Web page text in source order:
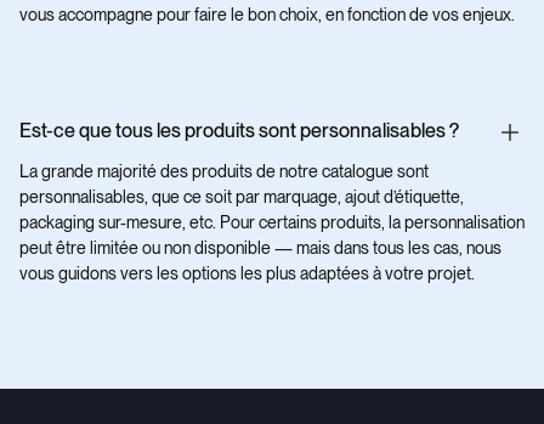
vous accompagne pour faire le bon choix, en fonction de vos enjeux.
Est-ce que tous les produits sont personnalisables ?
La grande majorité des produits de notre catalogue sont
personnalisables, que ce soit par marquage, ajout d’étiquette,
packaging sur-mesure, etc. Pour certains produits, la personnalisation
peut être limitée ou non disponible — mais dans tous les cas, nous
vous guidons vers les options les plus adaptées à votre projet.